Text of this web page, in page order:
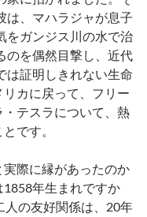
は、マハラジャが息子
をガンジス川の水で治
のを偶然目撃し、近代
は証明しきれない生命
カに戻って、フリー
テスラについて、熱
です。
際に縁があったのか
年生まれですか
人の友好関係は、20年